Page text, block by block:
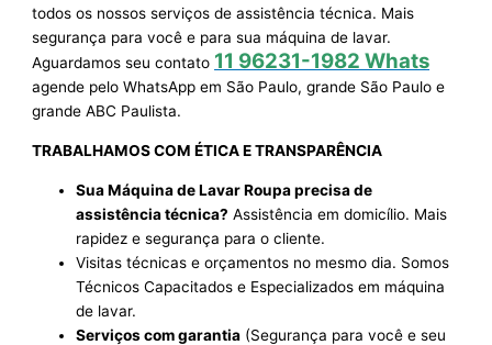
todos os nossos serviços de assistência técnica. Mais
segurança para você e para sua máquina de lavar.
Aguardamos seu contato 11 96231-1982 Whats
agende pelo WhatsApp em São Paulo, grande São Paulo e
grande ABC Paulista.
TRABALHAMOS COM ÉTICA E TRANSPARÊNCIA
Sua Máquina de Lavar Roupa precisa de
assistência técnica? Assistência em domicílio. Mais
rapidez e segurança para o cliente.
Visitas técnicas e orçamentos no mesmo dia. Somos
Técnicos Capacitados e Especializados em máquina
de lavar.
Serviços com garantia (Segurança para você e seu